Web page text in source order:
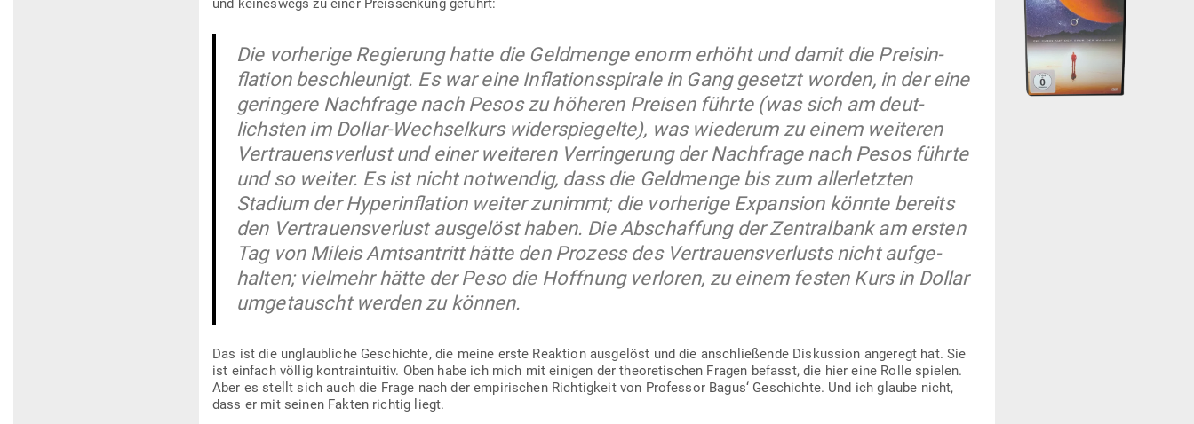
und kei­neswegs zu einer Preis­senkung geführt:
Die vor­herige Regierung hatte die Geld­menge enorm erhöht und damit die Preis­in­
flation beschleunigt. Es war eine Infla­ti­ons­spirale in Gang gesetzt worden, in der eine
geringere Nach­frage nach Pesos zu höheren Preisen führte (was sich am deut­
lichsten im Dollar-Wech­selkurs wider­spie­gelte), was wie­derum zu einem wei­teren
Ver­trau­ens­verlust und einer wei­teren Ver­rin­gerung der Nach­frage nach Pesos führte
und so weiter. Es ist nicht not­wendig, dass die Geld­menge bis zum aller­letzten
Stadium der Hyper­in­flation weiter zunimmt; die vor­herige Expansion könnte bereits
den Ver­trau­ens­verlust aus­gelöst haben. Die Abschaffung der Zen­tralbank am ersten
Tag von Mileis Amts­an­tritt hätte den Prozess des Ver­trau­ens­ver­lusts nicht auf­ge­
halten; vielmehr hätte der Peso die Hoffnung ver­loren, zu einem festen Kurs in Dollar
umge­tauscht werden zu können.
Das ist die unglaub­liche Geschichte, die meine erste Reaktion aus­gelöst und die anschlie­ßende Dis­kussion angeregt hat. Sie
ist einfach völlig kon­train­tuitiv. Oben habe ich mich mit einigen der theo­re­ti­schen Fragen befasst, die hier eine Rolle spielen.
Aber es stellt sich auch die Frage nach der empi­ri­schen Rich­tigkeit von Pro­fessor Bagus‘ Geschichte. Und ich glaube nicht,
dass er mit seinen Fakten richtig liegt.